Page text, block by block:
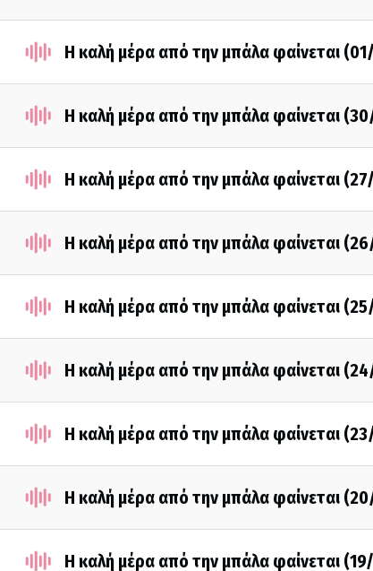
Η καλή μέρα από την μπάλα φαίνεται
Η καλή μέρα από την μπάλα φαίνεται
Η καλή μέρα από την μπάλα φαίνεται
Η καλή μέρα από την μπάλα φαίνεται
Η καλή μέρα από την μπάλα φαίνεται
Η καλή μέρα από την μπάλα φαίνεται
Η καλή μέρα από την μπάλα φαίνεται
Η καλή μέρα από την μπάλα φαίνεται
Η καλή μέρα από την μπάλα φαίνεται